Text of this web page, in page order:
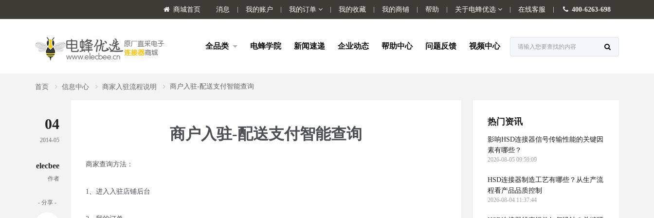
商城首页 消息 我的账户 我的订单 我的收藏 我的商铺 帮助 关于电蜂优选 在线客服 400-6263-698
全品类 电蜂学院 新闻速递 企业动态 帮助中心 问题反馈 视频中心
首页 信息中心 商家入驻流程说明 商户入驻-配送支付智能查询
04
2014-05
elecbee
作者
- 分享 -
商户入驻-配送支付智能查询
商家查询方法：
1、进入入驻店铺后台
热门资讯
影响HSD连接器信号传输性能的关键因
素有哪些？
2026-08-05 09:59:09
HSD连接器制造工艺有哪些？从生产流
程看产品品质控制
2026-08-04 11:37:44